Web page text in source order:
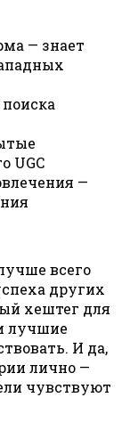
— знает
UGC
—
всего
других
хештег для
лучшие
И да,
лично —
чувствуют